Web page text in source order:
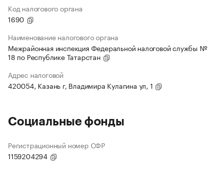
Код налогового органа
1690
Наименование налогового органа
Межрайонная инспекция Федеральной налоговой службы №
18 по Республике Татарстан
Адрес налоговой
420054, Казань г, Владимира Кулагина ул, 1
Социальные фонды
Регистрационный номер СФР
1159204294